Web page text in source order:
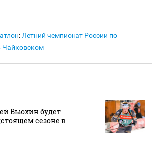
: Летний чемпионат России по
Чайковском
Вьюхин будет
сезоне в